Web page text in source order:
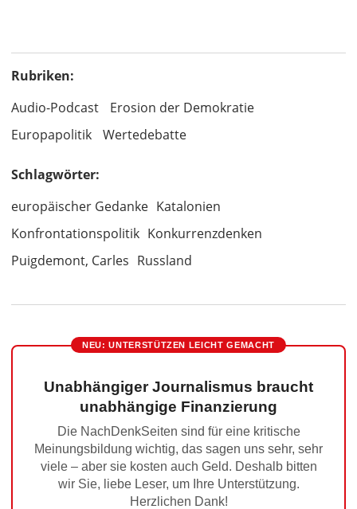
Rubriken:
Audio-Podcast
Erosion der Demokratie
Europapolitik
Wertedebatte
Schlagwörter:
europäischer Gedanke Katalonien
Konfrontationspolitik Konkurrenzdenken
Puigdemont, Carles Russland
NEU: UNTERSTÜTZEN LEICHT GEMACHT
Unabhängiger Journalismus braucht
unabhängige Finanzierung
Die NachDenkSeiten sind für eine kritische
Meinungsbildung wichtig, das sagen uns sehr, sehr
viele – aber sie kosten auch Geld. Deshalb bitten
wir Sie, liebe Leser, um Ihre Unterstützung.
Herzlichen Dank!